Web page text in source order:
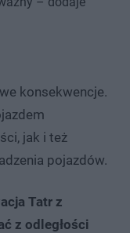
konsekwencje.
jak i też
pojazdów.
Tatr z
z odległości